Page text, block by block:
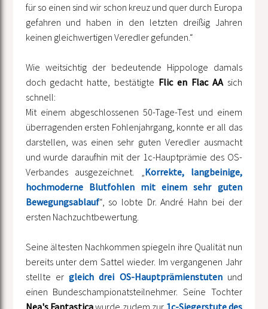
für so einen sind wir schon kreuz und quer durch Europa
gefahren und haben in den letzten dreißig Jahren
keinen gleichwertigen Veredler gefunden.“
Wie weitsichtig der bedeutende Hippologe damals
doch gedacht hatte, bestätigte Flic en Flac AAsich
schnell:
Mit einem abgeschlossenen 50-Tage-Test und einem
überragenden ersten Fohlenjahrgang, konnte er all das
darstellen, was einen sehr guten Veredler ausmacht
und wurde daraufhin mit der 1c-Hauptprämie des OS-
Verbandes ausgezeichnet. „Korrekte, langbeinige,
hochmoderne Blutfohlen mit einem sehr guten
Bewegungsablauf“, so lobte Dr. André Hahn bei der
ersten Nachzuchtbewertung.
Seine ältesten Nachkommen spiegeln ihre Qualität nun
bereits unter dem Sattel wieder. Im vergangenen Jahr
stellte er gleich drei OS-Hauptprämienstutenund
einen Bundeschampionatsteilnehmer. Seine Tochter